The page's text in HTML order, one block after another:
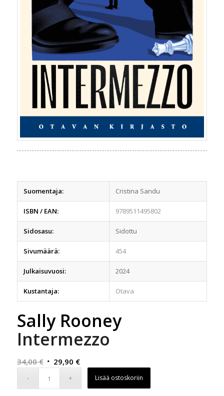
Suomentaja: Cristina Sandu
ISBN / EAN: 9789511495802
Sidosasu: Sidottu
Sivumäärä: 454
Julkaisuvuosi: 2024
Kustantaja: Otava
Sally Rooney
Intermezzo
34,00€ Alkuperäinen
29,90 €Nykyinen
hinta
on:
Lisää ostoskoriin